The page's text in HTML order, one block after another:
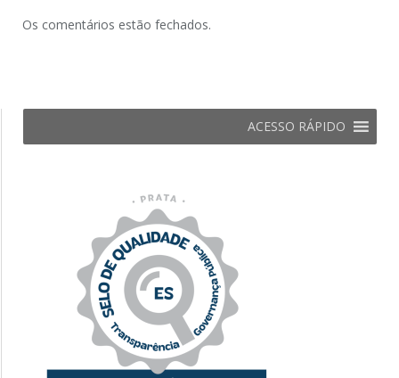
Os comentários estão fechados.
ACESSO RÁPIDO